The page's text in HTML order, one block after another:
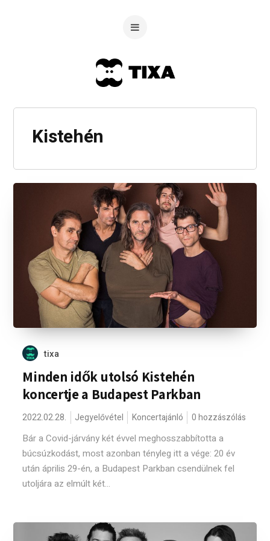
Kistehén
tixa
Minden idők utolsó Kistehén
koncertje a Budapest Parkban
2022.02.28. Jegyelővétel Koncertajánló 0 hozzászólás
Bár a Covid-járvány két évvel meghosszabbította a
búcsúzkodást, most azonban tényleg itt a vége: 20 év
után április 29-én, a Budapest Parkban csendülnek fel
utoljára az elmúlt két...